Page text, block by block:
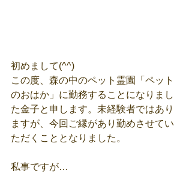
初めまして(^^)
この度、森の中のペット霊園「ペット
のおはか」に勤務することになりまし
た金子と申します。未経験者ではあり
ますが、今回ご縁があり勤めさせてい
ただくこととなりました。
私事ですが…